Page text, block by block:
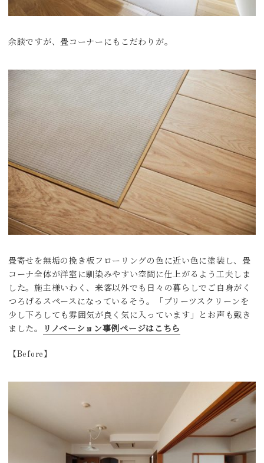
余談ですが、畳コーナーにもこだわりが。
畳寄せを無垢の挽き板フローリングの色に近い色に塗装し、畳
コーナ全体が洋室に馴染みやすい空間に仕上がるよう工夫しま
した。施主様いわく、来客以外でも日々の暮らしでご自身がく
つろげるスペースになっているそう。「プリーツスクリーンを
少し下ろしても雰囲気が良く気に入っています」とお声も戴き
ました。
リノベーション事例ページはこちら
【Before】